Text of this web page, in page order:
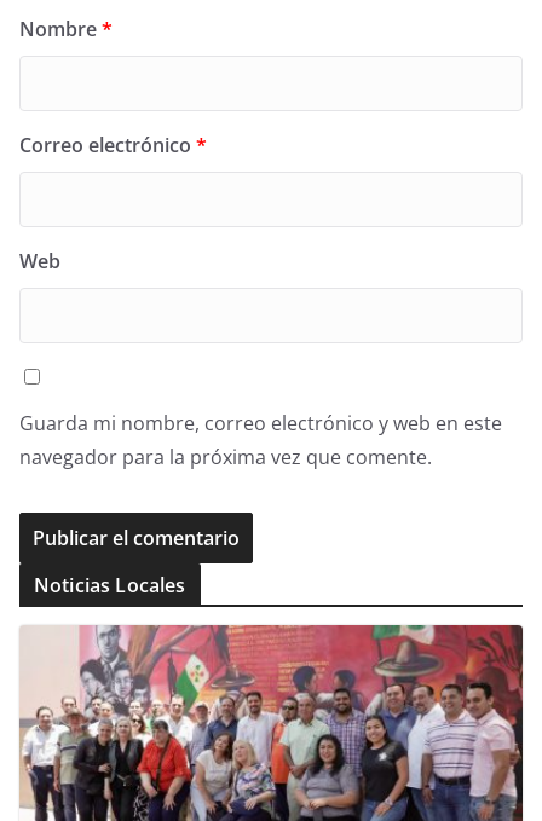
Nombre*
Correo electrónico *
Web
Guarda mi nombre, correo electrónico y web en este
navegador para la próxima vez que comente.
Noticias Locales